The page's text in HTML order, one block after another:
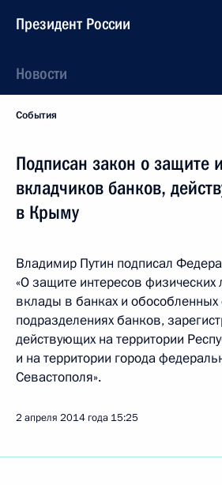
Президент России
Новости
События
Подписан закон о защите
вкладчиков банков,
в Крыму
Владимир Путин подписал
«О защите интересов
вклады в банках и обособленных
подразделениях банков,
действующих на территории
и на территории города
Севастополя».
2 апреля 2014 года 15:25